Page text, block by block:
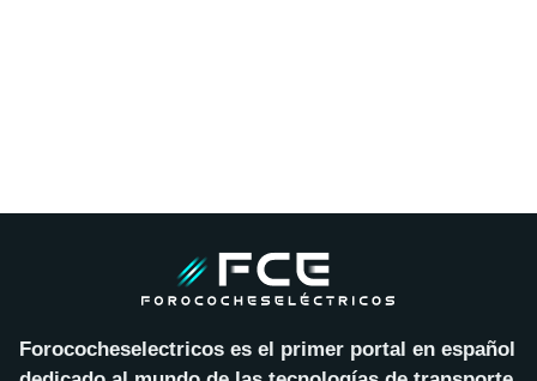
Forococheselectricos es el primer portal en español